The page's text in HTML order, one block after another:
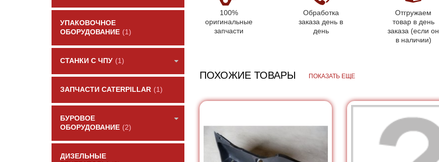
УПАКОВОЧНОЕ
ОБОРУДОВАНИЕ (1)
СТАНКИ С ЧПУ (1)
ЗАПЧАСТИ CATERPILLAR (1)
БУРОВОЕ
ОБОРУДОВАНИЕ (2)
ДИЗЕЛЬНЫЕ
100%
оригинальные
запчасти
Обработка
заказа день в
день
Отгружаем
товар в день
заказа (если он
в наличии)
ПОХОЖИЕ ТОВАРЫ ПОКАЗАТЬ ЕЩЕ